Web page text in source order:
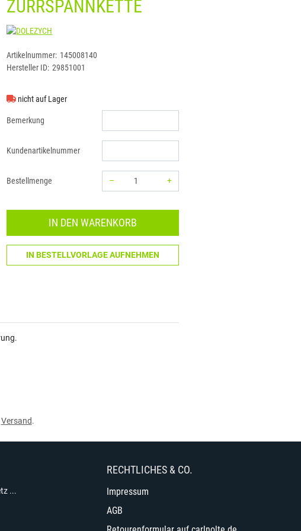
ZURRSPANNKETTE
Artikelnummer: 145008140
Hersteller ID: 29851001
nicht auf Lager
Bemerkung
Kundenartikelnummer
Bestellmenge –
+
IN DEN WARENKORB
IN BESTELLVORLAGE AUFNEHMEN
Versand.
...
RECHTLICHES & CO.
Impressum
AGB